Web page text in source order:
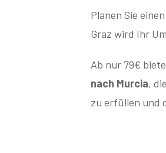
Planen Sie einen
Graz wird Ihr
Ab nur 79€
nach Murcia,
zu erfüllen und